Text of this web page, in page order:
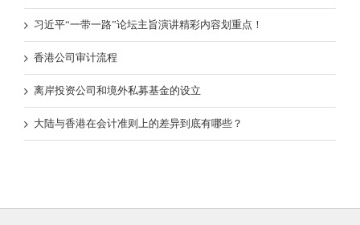
习近平“一带一路”论坛主旨演讲精彩内容划重点！
香港公司审计流程
离岸投资公司和境外私募基金的设立
大陆与香港在会计准则上的差异到底有哪些？